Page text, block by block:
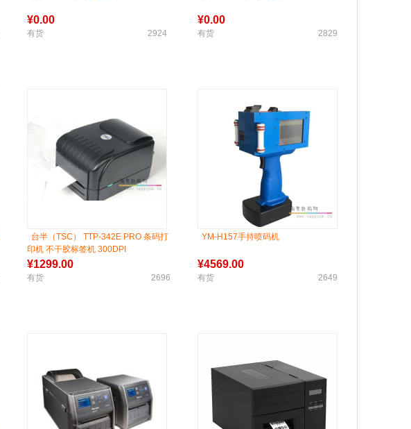
¥0.00
有货 2924
¥0.00
有货 2829
台半（TSC） TTP-342E PRO 条码打
印机 不干胶标签机 300DPI
¥1299.00
有货 2696
YM-H157手持喷码机
¥4569.00
有货 2649